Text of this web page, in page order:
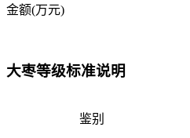
金额(万元)
大枣等级标准说明
鉴别